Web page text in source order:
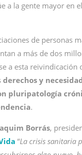
a la gente mayor en
de personas
a más de dos
a esta reivindicación
derechos y
pluripatología
.
Borrás,
“La crisis sanitaria